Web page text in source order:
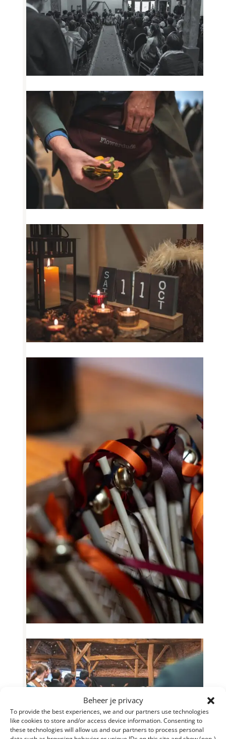
Beheer je privacy
To provide the best experiences, we and our partners use technologies
like cookies to store and/or access device information. Consenting to
these technologies will allow us and our partners to process personal